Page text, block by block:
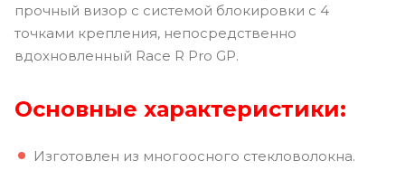
прочный визор с системой блокировки с 4
точками крепления, непосредственно
вдохновленный Race R Pro GP.
Основные характеристики:
Изготовлен из многоосного стекловолокна.